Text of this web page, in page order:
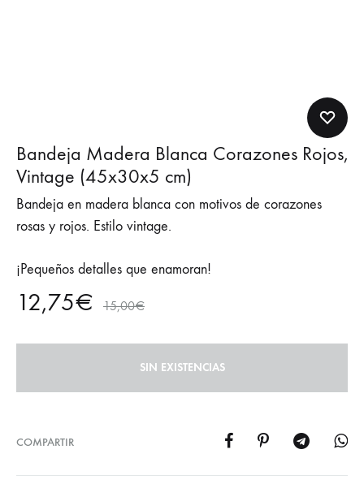
Bandeja Madera Blanca Corazones Rojos,
Vintage (45x30x5 cm)
Bandeja en madera blanca con motivos de corazones
rosas y rojos. Estilo vintage.
¡Pequeños detalles que enamoran!
12,75€ 15,00€
SIN EXISTENCIAS
COMPARTIR